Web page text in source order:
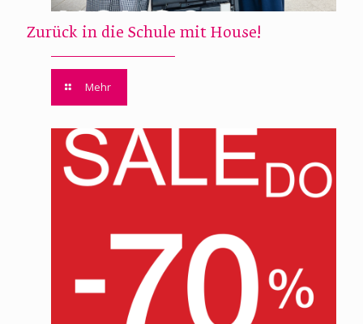
Zurück in die Schule mit House!
Mehr